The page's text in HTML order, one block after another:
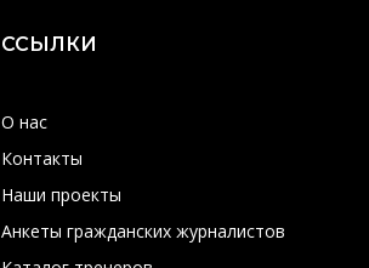
ССЫЛКИ
О нас
Контакты
Наши проекты
Анкеты гражданских журналистов